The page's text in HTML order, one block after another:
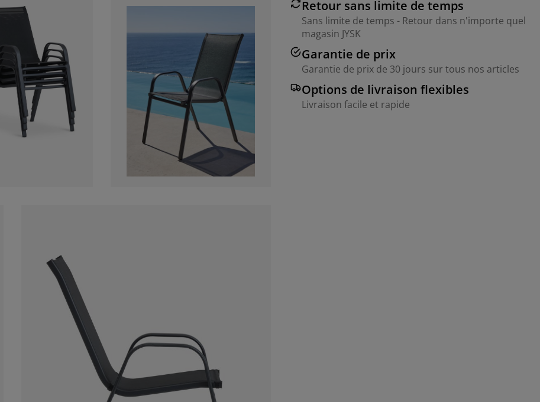
Retour sans limite de temps
Sans limite de temps - Retour dans n'importe quel
magasin JYSK
Garantie de prix
Garantie de prix de 30 jours sur tous nos articles
Options de livraison flexibles
Livraison facile et rapide